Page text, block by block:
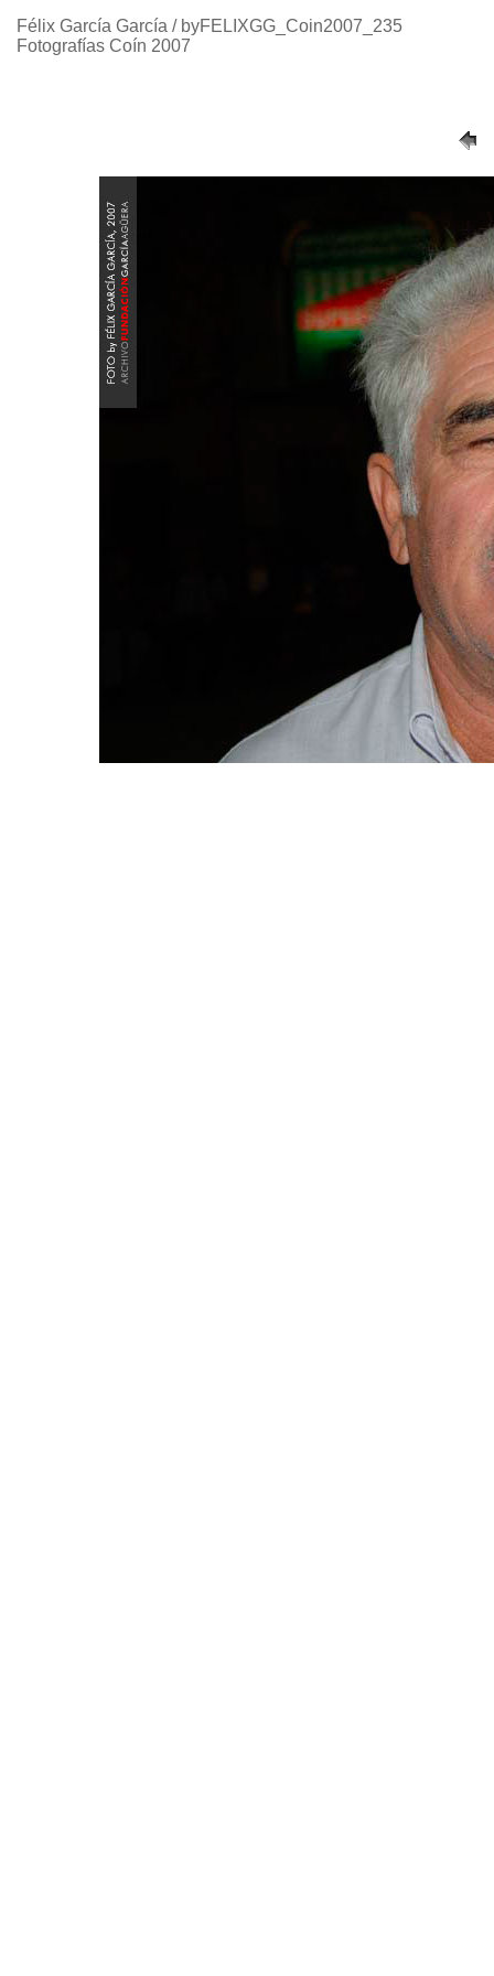
Félix García García / byFELIXGG_Coin2007_235
Fotografías Coín 2007